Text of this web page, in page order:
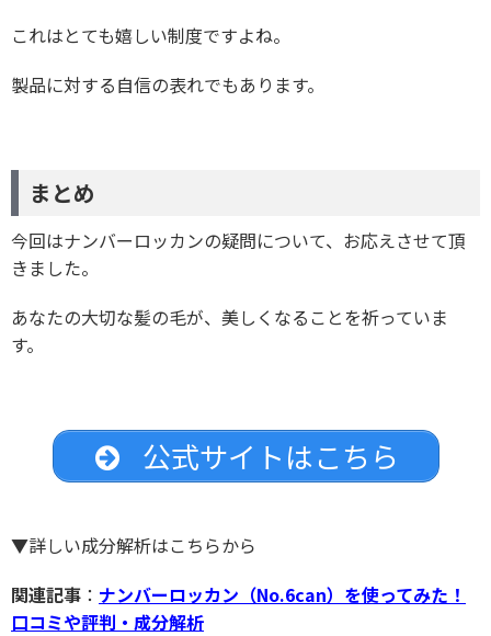
これはとても嬉しい制度ですよね。
製品に対する自信の表れでもあります。
まとめ
今回はナンバーロッカンの疑問について、お応えさせて頂
きました。
あなたの大切な髪の毛が、美しくなることを祈っていま
す。
公式サイトはこちら
▼詳しい成分解析はこちらから
関連記事 ： ナンバーロッカン（No.6can）を使ってみた！
口コミや評判・成分解析